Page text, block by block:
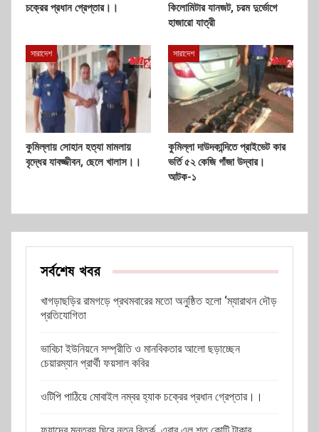
চক্রের প্রধান গ্রেপ্তার।।
কিলোমিটার যানজট, চরম দুর্ভোগে
হাজারো যাত্রী
সারাদেশ
কুমিল্লায় সোহান হত্যা মামলায়
বৃদ্ধের যাবজ্জীবন, ছেলে খালাস।।
সারাদেশ
কুমিল্লা দাউদকান্দিতে প্রাইভেট কার
ভর্তি ৫২ কেজি গাঁজা উদ্বার।
আটক-১
সর্বশেষ খবর
খাগড়াছড়ির রামগড়ে প্রথমবারের মতো অনুষ্ঠিত হলো ‘ম্যারাথন দৌড়
প্রতিযোগিতা
ভাবিচা ইউনিয়নে সম্প্রীতি ও মানবিকতার আলো ছড়াচ্ছেন
চেয়ারম্যান প্রার্থী ফয়সাল কবির
ওটিপি পাঠিয়ে মোবাইল নম্বর হ্যাক চক্রের প্রধান গ্রেপ্তার।।